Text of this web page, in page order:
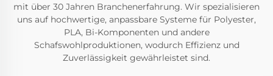
mit über 30 Jahren Branchenerfahrung. Wir spezialisieren
uns auf hochwertige, anpassbare Systeme für Polyester,
PLA, Bi-Komponenten und andere
Schafswohlproduktionen, wodurch Effizienz und
Zuverlässigkeit gewährleistet sind.